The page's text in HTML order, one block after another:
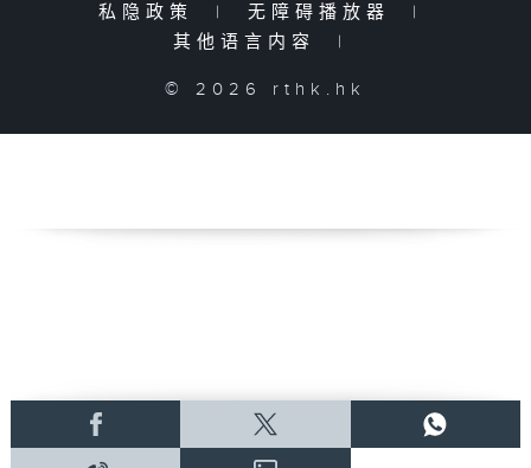
私隐政策
| 无障碍播放器
|
其他语言内容
|
© 2026 rthk.hk